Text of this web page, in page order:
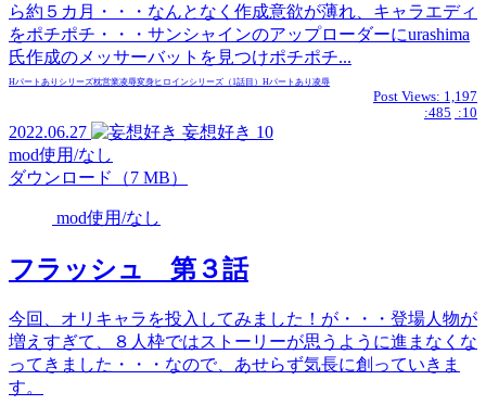
ら約５カ月・・・なんとなく作成意欲が薄れ、キャラエディ
をポチポチ・・・サンシャインのアップローダーにurashima
氏作成のメッサーバットを見つけポチポチ...
Hパートあり シリーズ枕営業凌辱変身ヒロインシリーズ（1話目） Hパートあり 凌辱
Post Views: 1,197
:485 :10
2022.06.27 妄想好き 10
mod使用/なし
ダウンロード（7 MB）
mod使用/なし
フラッシュ 第３話
今回、オリキャラを投入してみました！が・・・登場人物が
増えすぎて、８人枠ではストーリーが思うように進まなくな
ってきました・・・なので、あせらず気長に創っていきま
す。